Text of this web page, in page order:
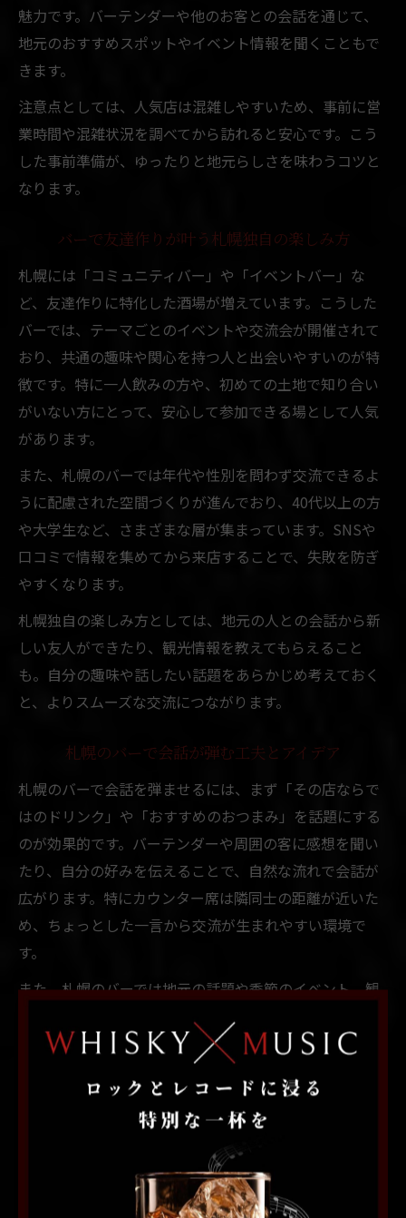
魅力です。バーテンダーや他のお客との会話を通じて、
地元のおすすめスポットやイベント情報を聞くこともで
きます。
注意点としては、人気店は混雑しやすいため、事前に営
業時間や混雑状況を調べてから訪れると安心です。こう
した事前準備が、ゆったりと地元らしさを味わうコツと
なります。
バーで友達作りが叶う札幌独自の楽しみ方
札幌には「コミュニティバー」や「イベントバー」な
ど、友達作りに特化した酒場が増えています。こうした
バーでは、テーマごとのイベントや交流会が開催されて
おり、共通の趣味や関心を持つ人と出会いやすいのが特
徴です。特に一人飲みの方や、初めての土地で知り合い
がいない方にとって、安心して参加できる場として人気
があります。
また、札幌のバーでは年代や性別を問わず交流できるよ
うに配慮された空間づくりが進んでおり、40代以上の方
や大学生など、さまざまな層が集まっています。SNSや
口コミで情報を集めてから来店することで、失敗を防ぎ
やすくなります。
札幌独自の楽しみ方としては、地元の人との会話から新
しい友人ができたり、観光情報を教えてもらえること
も。自分の趣味や話したい話題をあらかじめ考えておく
と、よりスムーズな交流につながります。
札幌のバーで会話が弾む工夫とアイデア
札幌のバーで会話を弾ませるには、まず「その店ならで
はのドリンク」や「おすすめのおつまみ」を話題にする
のが効果的です。バーテンダーや周囲の客に感想を聞い
たり、自分の好みを伝えることで、自然な流れで会話が
広がります。特にカウンター席は隣同士の距離が近いた
め、ちょっとした一言から交流が生まれやすい環境で
す。
また、札幌のバーでは地元の話題や季節のイベント、観
「おすすめの場所」を聞いたり、地元の方なら「最近の
札幌の変化」などを話してみましょう。共通の話題を見
つけることが、初対面でも距離を縮めるコツです。
注意点として、他のお客に迷惑をかけないためにも、声
の大きさやタイミングに配慮しましょう。自分のペース
で無理に話しかけず、相手の様子を見ながら交流を楽し